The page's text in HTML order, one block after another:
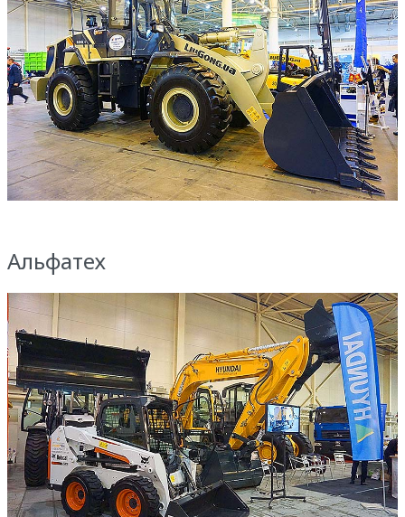
Альфатех